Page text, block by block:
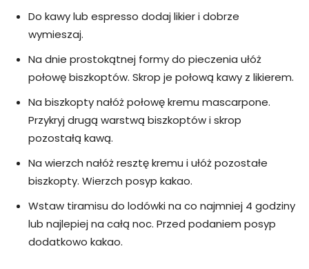
Do kawy lub espresso dodaj likier i dobrze
wymieszaj.
Na dnie prostokątnej formy do pieczenia ułóż
połowę biszkoptów. Skrop je połową kawy z likierem.
Na biszkopty nałóż połowę kremu mascarpone.
Przykryj drugą warstwą biszkoptów i skrop
pozostałą kawą.
Na wierzch nałóż resztę kremu i ułóż pozostałe
biszkopty. Wierzch posyp kakao.
Wstaw tiramisu do lodówki na co najmniej 4 godziny
lub najlepiej na całą noc. Przed podaniem posyp
dodatkowo kakao.